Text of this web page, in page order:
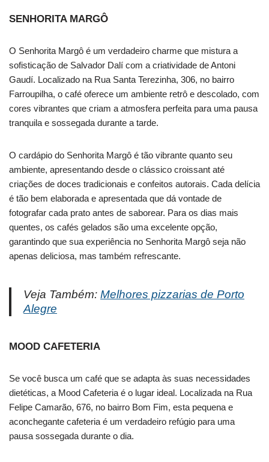
SENHORITA MARGÔ
O Senhorita Margô é um verdadeiro charme que mistura a
sofisticação de Salvador Dalí com a criatividade de Antoni
Gaudí. Localizado na Rua Santa Terezinha, 306, no bairro
Farroupilha, o café oferece um ambiente retrô e descolado, com
cores vibrantes que criam a atmosfera perfeita para uma pausa
tranquila e sossegada durante a tarde.
O cardápio do Senhorita Margô é tão vibrante quanto seu
ambiente, apresentando desde o clássico croissant até
criações de doces tradicionais e confeitos autorais. Cada delícia
é tão bem elaborada e apresentada que dá vontade de
fotografar cada prato antes de saborear. Para os dias mais
quentes, os cafés gelados são uma excelente opção,
garantindo que sua experiência no Senhorita Margô seja não
apenas deliciosa, mas também refrescante.
Veja Também: Melhores pizzarias de Porto
Alegre
MOOD CAFETERIA
Se você busca um café que se adapta às suas necessidades
dietéticas, a Mood Cafeteria é o lugar ideal. Localizada na Rua
Felipe Camarão, 676, no bairro Bom Fim, esta pequena e
aconchegante cafeteria é um verdadeiro refúgio para uma
pausa sossegada durante o dia.